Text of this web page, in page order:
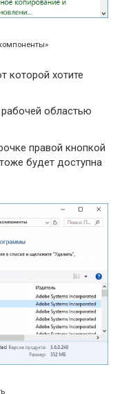
которой хотите
областью
правой кнопкой
будет доступна